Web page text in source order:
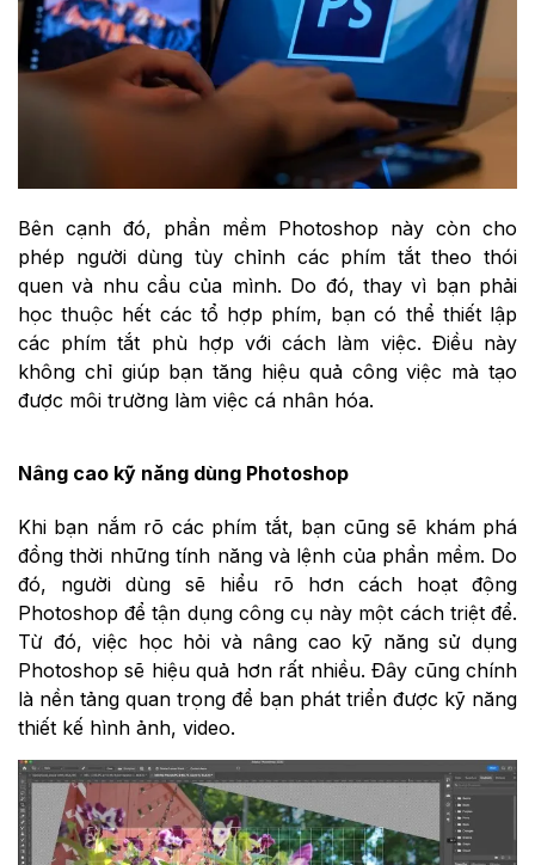
Bên cạnh đó, phần mềm Photoshop này còn cho
phép người dùng tùy chỉnh các phím tắt theo thói
quen và nhu cầu của mình. Do đó, thay vì bạn phải
học thuộc hết các tổ hợp phím, bạn có thể thiết lập
các phím tắt phù hợp với cách làm việc. Điều này
không chỉ giúp bạn tăng hiệu quả công việc mà tạo
được môi trường làm việc cá nhân hóa.
Nâng cao kỹ năng dùng Photoshop
Khi bạn nắm rõ các phím tắt, bạn cũng sẽ khám phá
đồng thời những tính năng và lệnh của phần mềm. Do
đó, người dùng sẽ hiểu rõ hơn cách hoạt động
Photoshop để tận dụng công cụ này một cách triệt để.
Từ đó, việc học hỏi và nâng cao kỹ năng sử dụng
Photoshop sẽ hiệu quả hơn rất nhiều. Đây cũng chính
là nền tảng quan trọng để bạn phát triển được kỹ năng
thiết kế hình ảnh, video.